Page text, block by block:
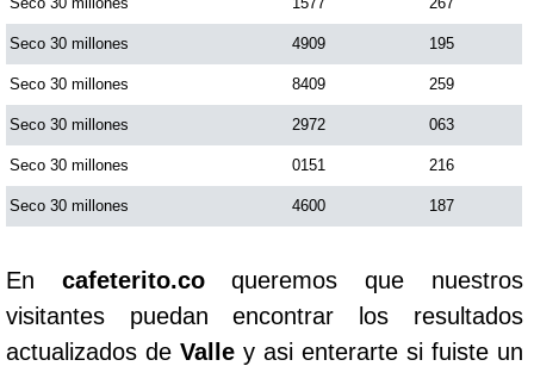
Seco 30 millones 4909 195
Seco 30 millones 8409 259
Seco 30 millones 2972 063
Seco 30 millones 0151 216
Seco 30 millones 4600 187
En cafeterito.coqueremos que nuestros
visitantes puedan encontrar los resultados
actualizados de Valley asi enterarte si fuiste un